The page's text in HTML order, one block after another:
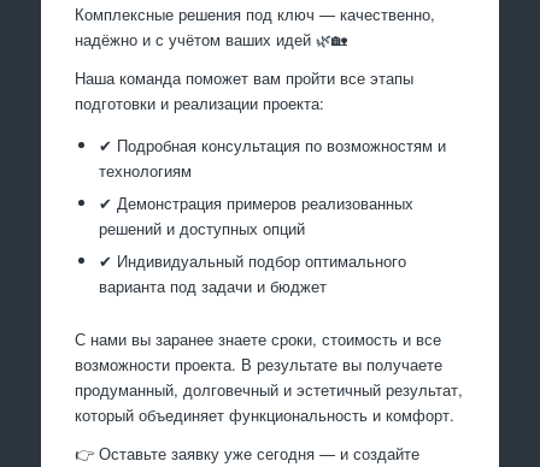
Комплексные решения под ключ — качественно,
надёжно и с учётом ваших идей 🌿🏡
Наша команда поможет вам пройти все этапы
подготовки и реализации проекта:
✔ Подробная консультация по возможностям и
технологиям
✔ Демонстрация примеров реализованных
решений и доступных опций
✔ Индивидуальный подбор оптимального
варианта под задачи и бюджет
С нами вы заранее знаете сроки, стоимость и все
возможности проекта. В результате вы получаете
продуманный, долговечный и эстетичный результат,
который объединяет функциональность и комфорт.
👉 Оставьте заявку уже сегодня — и создайте